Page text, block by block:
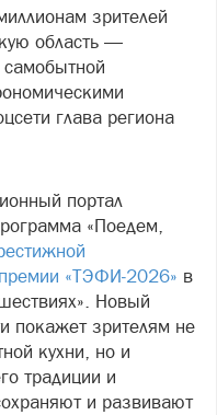
зрителей
область —
самобытной
глава региона
портал
«Поедем,
«ТЭФИ‑2026» в
Новый
покажет зрителям не
кухни, но и
традиции и
и развивают